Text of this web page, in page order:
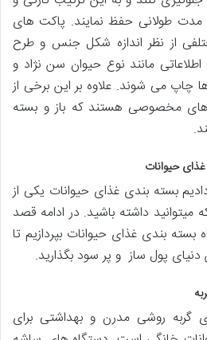
مدت طولانی حفظ نمایند. پاکت های
از نظر اندازه شکل جنس و طرح
مانند نوع حیوان سن نژاد و
می شوند. علاوه بر این برخی از
مخصوصی هستند که باز و بسته
حیوانات
بسته بندی غذای حیوانات یکی از
داشته باشید. در ادامه قصد
بسته بندی غذای حیوانات بپردازیم تا
پول ساز و پر سود بگذارید.
گربه روشی مدرن و بهداشتی برای